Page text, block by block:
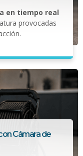
en tiempo real
provocadas
Cámara de